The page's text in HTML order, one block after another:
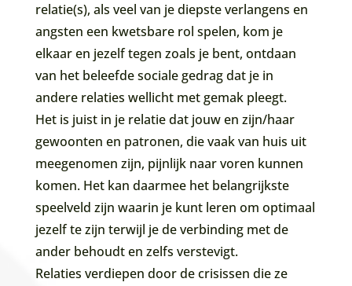
relatie(s), als veel van je diepste verlangens en
angsten een kwetsbare rol spelen, kom je
elkaar en jezelf tegen zoals je bent, ontdaan
van het beleefde sociale gedrag dat je in
andere relaties wellicht met gemak pleegt.
Het is juist in je relatie dat jouw en zijn/haar
gewoonten en patronen, die vaak van huis uit
meegenomen zijn, pijnlijk naar voren kunnen
komen. Het kan daarmee het belangrijkste
speelveld zijn waarin je kunt leren om optimaal
jezelf te zijn terwijl je de verbinding met de
ander behoudt en zelfs verstevigt.
Relaties verdiepen door de crisissen die ze